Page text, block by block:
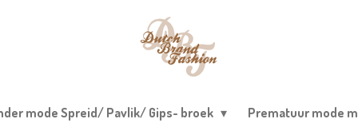
mode Spreid/ Pavlik/ Gips- broek
Prematuur mode